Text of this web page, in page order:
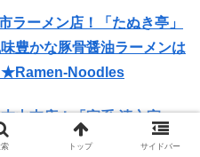
ラーメン店！「たぬき亭」
豊かな豚骨醤油ラーメンは
★Ramen-Noodles
山支店！「家系 清六家」
ン！クリーミーで後味スッ
トップ サイドバー